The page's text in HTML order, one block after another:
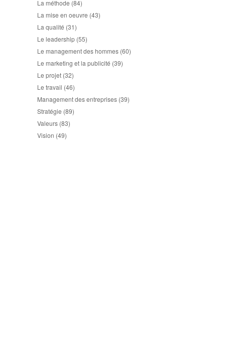
La méthode (84)
La mise en oeuvre (43)
La qualité (31)
Le leadership (55)
Le management des hommes (60)
Le marketing et la publicité (39)
Le projet (32)
Le travail (46)
Management des entreprises (39)
Stratégie (89)
Valeurs (83)
Vision (49)